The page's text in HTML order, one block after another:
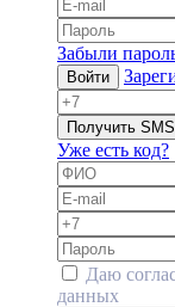
Забыли
Войти
Получить
Уже есть код?
Даю
данных